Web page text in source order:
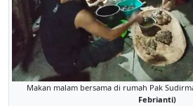
Makan malam bersama di rumah Pak
Febrianti)